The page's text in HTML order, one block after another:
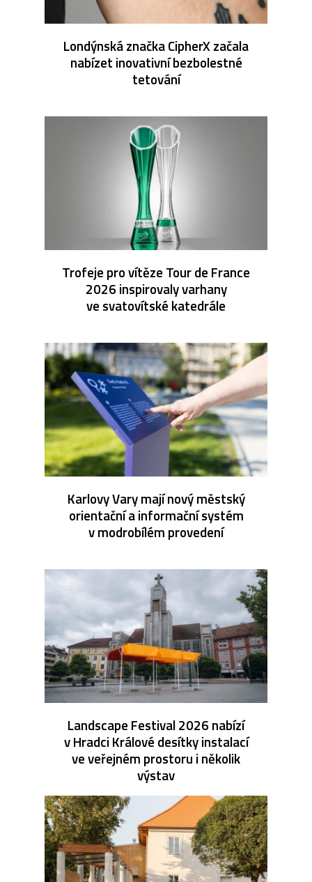
Londýnská značka CipherX začala
nabízet inovativní bezbolestné
tetování
Trofeje pro vítěze Tour de France
2026 inspirovaly varhany
ve svatovítské katedrále
Karlovy Vary mají nový městský
orientační a informační systém
v modrobílém provedení
Landscape Festival 2026 nabízí
v Hradci Králové desítky instalací
ve veřejném prostoru i několik
výstav